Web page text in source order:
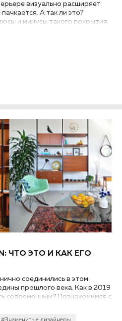
визуально расширяет
А так ли это?
и минусы такого покрытия.
ЧТО ЭТО И КАК ЕГО
соединились в этом
прошлого века. Как в 2019
современным? Познакомимся с